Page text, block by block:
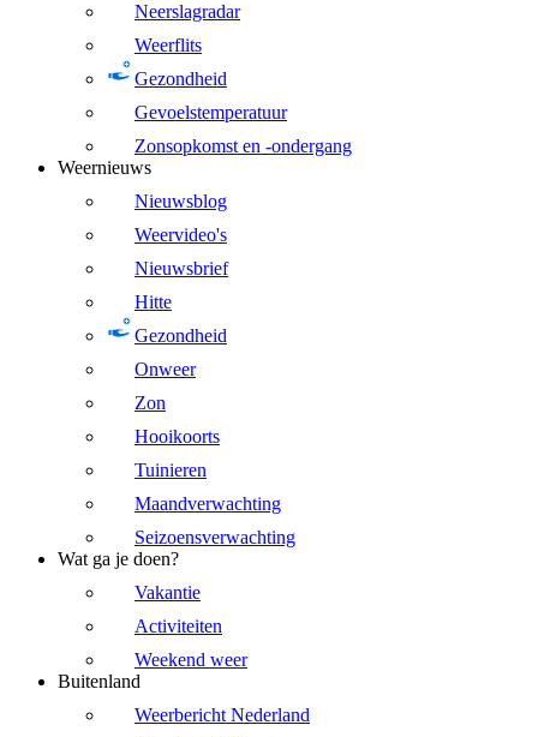
Neerslagradar
Weerflits
Gezondheid
Gevoelstemperatuur
Zonsopkomst en -ondergang
Weernieuws
Nieuwsblog
Weervideo's
Nieuwsbrief
Hitte
Gezondheid
Onweer
Zon
Hooikoorts
Tuinieren
Maandverwachting
Seizoensverwachting
Wat ga je doen?
Vakantie
Activiteiten
Weekend weer
Buitenland
Weerbericht Nederland